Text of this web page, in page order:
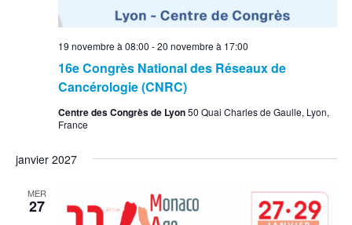
16e Congrès National des Réseaux de
Cancérologie (CNRC)
19 novembre à 08:00 -20 novembre à 17:00
Centre des Congrès de Lyon50 Quai Charles de Gaulle, Lyon,
France
janvier 2027
MER
27